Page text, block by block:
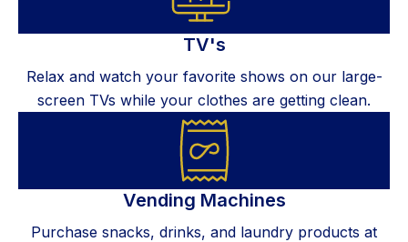
TV's
Relax and watch your favorite shows on our large-
screen TVs while your clothes are getting clean.
Vending Machines
Purchase snacks, drinks, and laundry products at